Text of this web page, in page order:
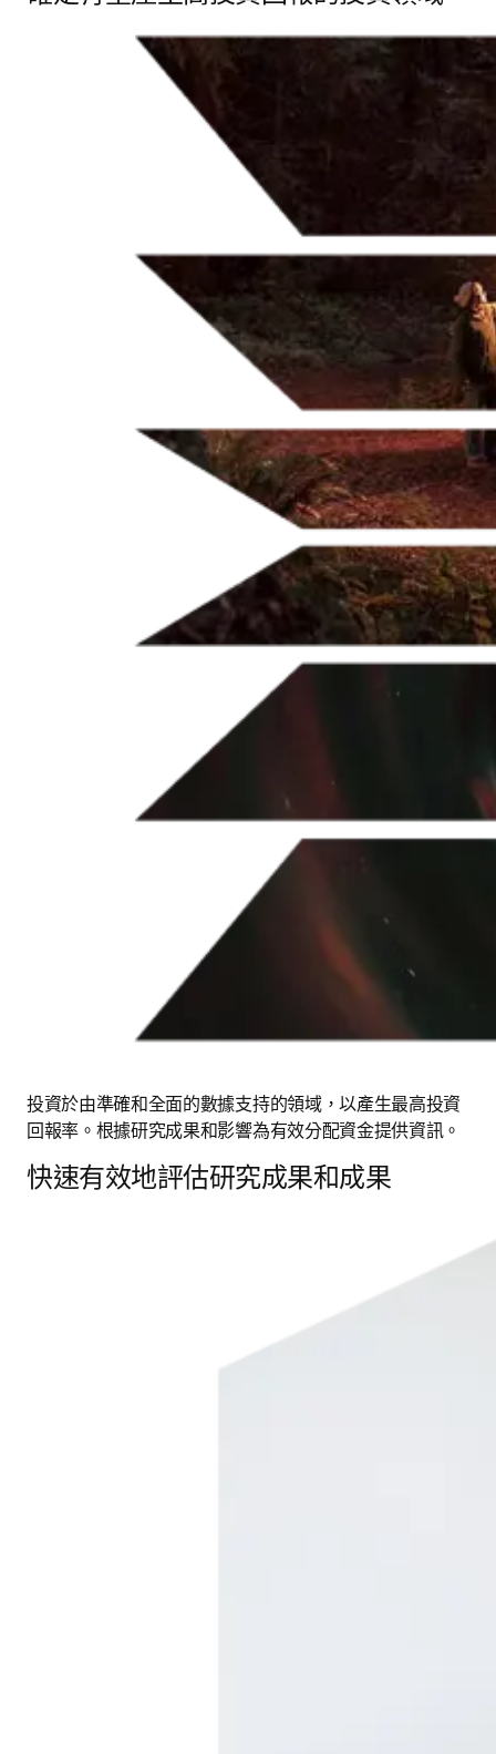
投資於由準確和全面的數據支持的領域，以產生最高投資
回報率。根據研究成果和影響為有效分配資金提供資訊。
快速有效地評估研究成果和成果